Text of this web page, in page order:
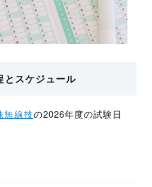
スケジュール
無線技の2026年度の試験日